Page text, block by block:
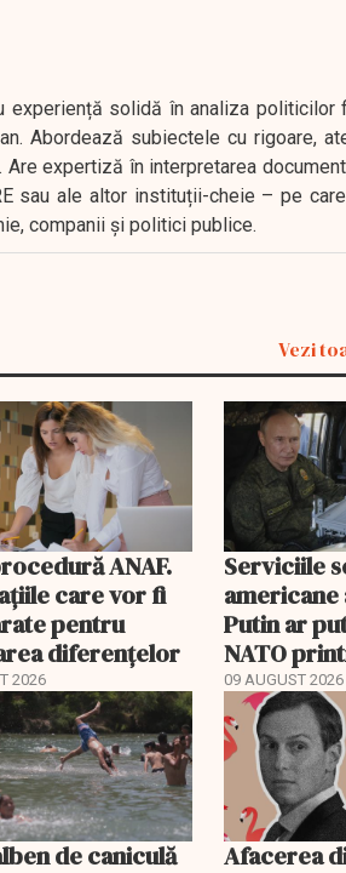
experiență solidă în analiza politicilor
Abordează subiectele cu rigoare,
expertiză în interpretarea
sau ale altor instituții-cheie – pe
companii și politici publice.
Vezi
ANAF.
care vor fi
pentru
diferențelor
2026
Serviciile
americane
Putin ar
NATO
limitat.
09 AUGUST 2026
de caniculă
Afacerea